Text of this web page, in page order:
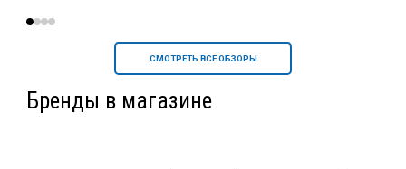
СМОТРЕТЬ ВСЕ ОБЗОРЫ
Бренды в магазине